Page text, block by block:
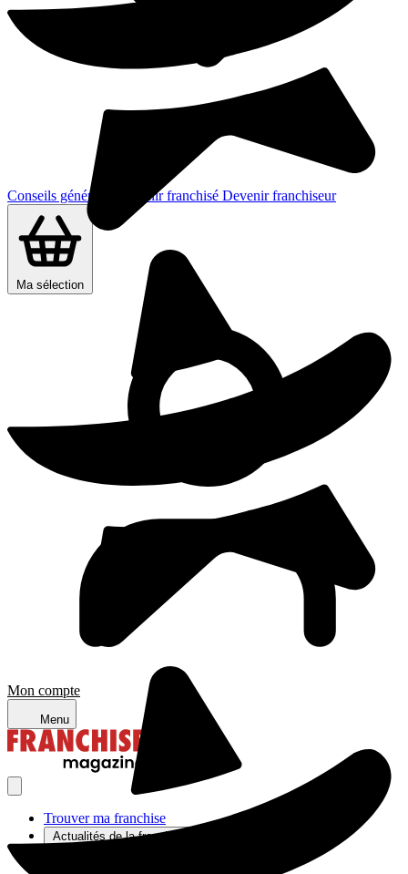
Conseils généraux Devenir franchisé Devenir franchiseur
Ma sélection
Mon compte
Menu
Trouver ma franchise
Actualités de la franchise